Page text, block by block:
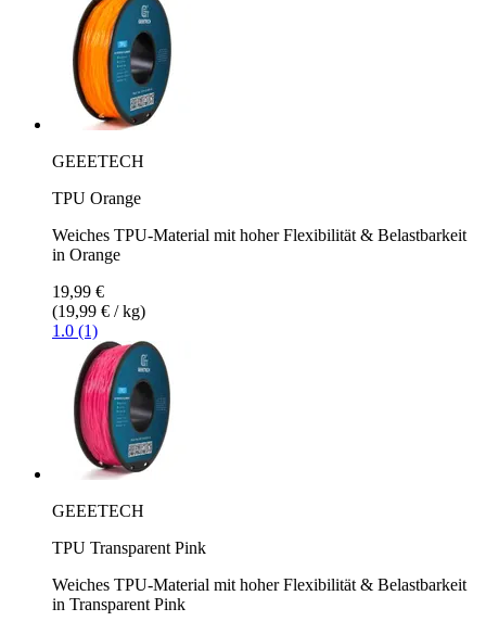
GEEETECH
TPU Orange
Weiches TPU-Material mit hoher Flexibilität & Belastbarkeit
in Orange
19,99 €
(19,99 € / kg)
1.0 (1)
GEEETECH
TPU Transparent Pink
Weiches TPU-Material mit hoher Flexibilität & Belastbarkeit
in Transparent Pink